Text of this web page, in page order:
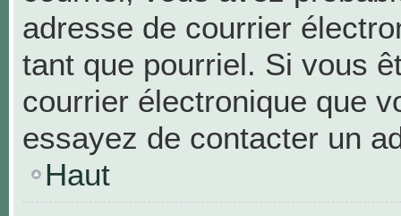
adresse de courrier
tant que pourriel. Si vous
courrier électronique que
essayez de contacter un
Haut